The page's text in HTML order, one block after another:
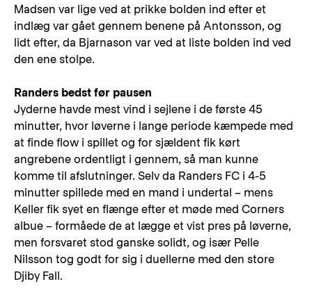
Madsen var lige ved at prikke bolden ind efter et
indlæg var gået gennem benene på Antonsson, og
lidt efter, da Bjarnason var ved at liste bolden ind ved
den ene stolpe.
Randers bedst før pausen
Jyderne havde mest vind i sejlene i de første 45
minutter, hvor løverne i lange periode kæmpede med
at finde flow i spillet og for sjældent fik kørt
angrebene ordentligt i gennem, så man kunne
komme til afslutninger. Selv da Randers FC i 4-5
minutter spillede med en mand i undertal – mens
Keller fik syet en flænge efter et møde med Corners
albue – formåede de at lægge et vist pres på løverne,
men forsvaret stod ganske solidt, og især Pelle
Nilsson tog godt for sig i duellerne med den store
Djiby Fall.